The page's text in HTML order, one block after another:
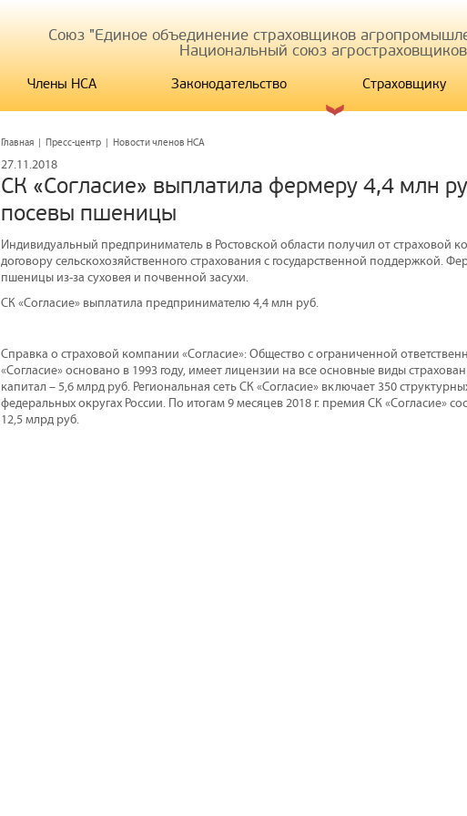
Союз "Единое объединение страховщиков
Национальный союз
Члены НСА Законодательство Страховщику
Главная | Пресс-центр | Новости членов НСА
27.11.2018
СК «Согласие» выплатила фермеру 4,4 млн
посевы пшеницы
Индивидуальный предприниматель в Ростовской области получил от страховой
договору сельскохозяйственного страхования с государственной поддержкой.
пшеницы из-за суховея и почвенной засухи.
СК «Согласие» выплатила предпринимателю 4,4 млн руб.
Справка о страховой компании «Согласие»: Общество с ограниченной
«Согласие» основано в 1993 году, имеет лицензии на все основные виды
капитал – 5,6 млрд руб. Региональная сеть СК «Согласие» включает 350
федеральных округах России. По итогам 9 месяцев 2018 г. премия СК «Согласие»
12,5 млрд руб.